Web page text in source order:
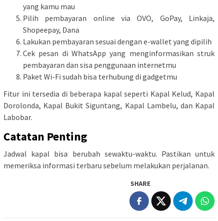
yang kamu mau
Pilih pembayaran online via OVO, GoPay, Linkaja,
Shopeepay, Dana
Lakukan pembayaran sesuai dengan e-wallet yang dipilih
Cek pesan di WhatsApp yang menginformasikan struk
pembayaran dan sisa penggunaan internetmu
Paket Wi-Fi sudah bisa terhubung di gadgetmu
Fitur ini tersedia di beberapa kapal seperti Kapal Kelud, Kapal
Dorolonda, Kapal Bukit Siguntang, Kapal Lambelu, dan Kapal
Labobar.
Catatan Penting
Jadwal kapal bisa berubah sewaktu-waktu. Pastikan untuk
memeriksa informasi terbaru sebelum melakukan perjalanan.
SHARE